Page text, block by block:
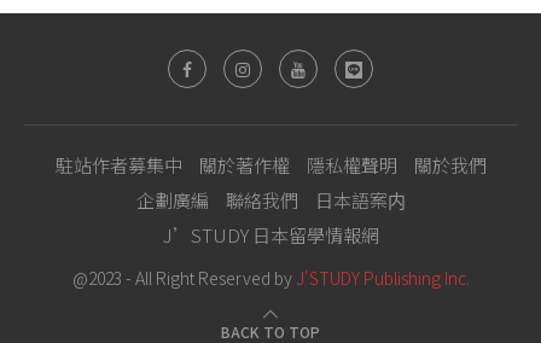
駐站作者募集中 關於著作權 隱私權聲明
關於我們
企劃廣編
聯絡我們
日本語案内
J’STUDY 日本留學情報網
@2023 - All Right Reserved by J'STUDY Publishing Inc.
BACK TO TOP